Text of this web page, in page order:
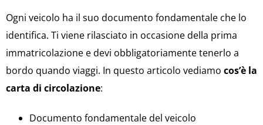
Ogni veicolo ha il suo documento fondamentale che lo
identifica. Ti viene rilasciato in occasione della prima
immatricolazione e devi obbligatoriamente tenerlo a
bordo quando viaggi. In questo articolo vediamo cos’è la
carta di circolazione:
Documento fondamentale del veicolo